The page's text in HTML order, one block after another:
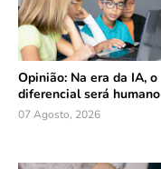
Opinião: Na era da IA, o
diferencial será humano
07 Agosto, 2026